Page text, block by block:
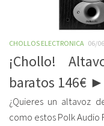
CHOLLOS ELECTRONICA 06/
¡Chollo!
baratos 146€
¿Quieres un altavoz
como estos Polk Audio